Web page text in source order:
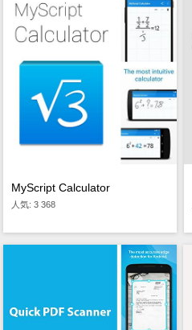
MyScript Calculator
人気: 3 368